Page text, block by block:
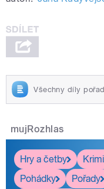
Všechny díly
mujRozhlas
Hry a četby
Krimi
Pohádky
Pořady